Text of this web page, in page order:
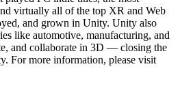
virtually all of the top XR and Web
and grown in Unity. Unity also
like automotive, manufacturing, and
and collaborate in 3D — closing the
For more information, please visit